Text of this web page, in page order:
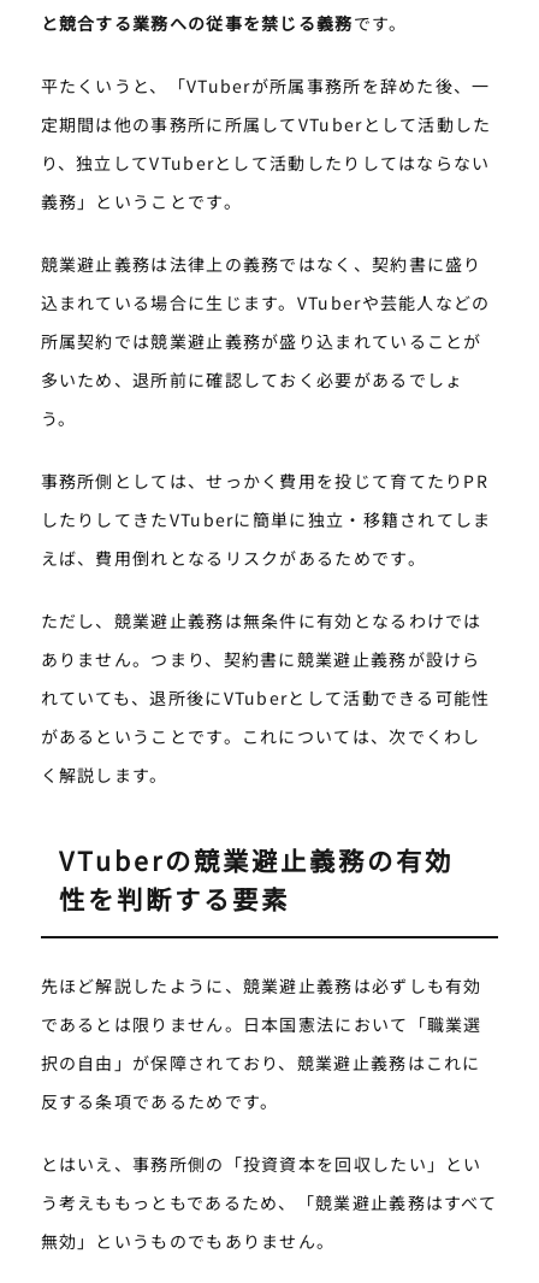
と競合する業務への従事を禁じる義務です。
平たくいうと、「VTuberが所属事務所を辞めた後、一
定期間は他の事務所に所属してVTuberとして活動した
り、独立してVTuberとして活動したりしてはならない
義務」ということです。
競業避止義務は法律上の義務ではなく、契約書に盛り
込まれている場合に生じます。VTuberや芸能人などの
所属契約では競業避止義務が盛り込まれていることが
多いため、退所前に確認しておく必要があるでしょ
う。
事務所側としては、せっかく費用を投じて育てたりPR
したりしてきたVTuberに簡単に独立・移籍されてしま
えば、費用倒れとなるリスクがあるためです。
ただし、競業避止義務は無条件に有効となるわけでは
ありません。つまり、契約書に競業避止義務が設けら
れていても、退所後にVTuberとして活動できる可能性
があるということです。これについては、次でくわし
く解説します。
VTuberの競業避止義務の有効
性を判断する要素
先ほど解説したように、競業避止義務は必ずしも有効
であるとは限りません。日本国憲法において「職業選
択の自由」が保障されており、競業避止義務はこれに
反する条項であるためです。
とはいえ、事務所側の「投資資本を回収したい」とい
う考えももっともであるため、「競業避止義務はすべて
無効」というものでもありません。